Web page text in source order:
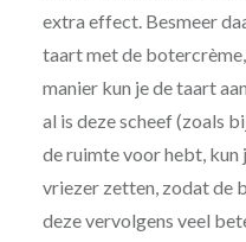
extra effect. Besmeer
taart met de
manier kun je de taart
al is deze scheef (zoals
de ruimte voor hebt, kun
vriezer zetten, zodat de
deze vervolgens veel